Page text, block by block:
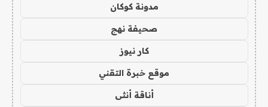
مدونة كوكان
صحيفة نهج
كار نيوز
موقع خبرة التقني
أناقة أنثى